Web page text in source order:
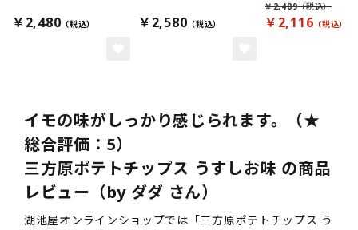
￥2,480 ￥2,580 ￥2,116
￥2,489
イモの味がしっかり感じられます。（★
総合評価：5）
三方原ポテトチップス うすしお味 の商品
レビュー（by ダダ さん）
湖池屋オンラインショップでは「三方原ポテトチップス う